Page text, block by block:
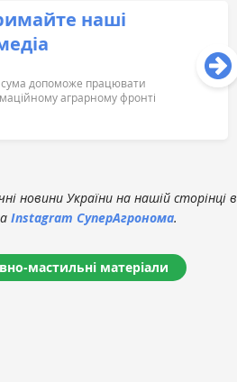
наші
сума допоможе працювати
аграрному фронті
новини України на нашій сторінці в
Instagram СуперАгронома.
мастильні матеріали